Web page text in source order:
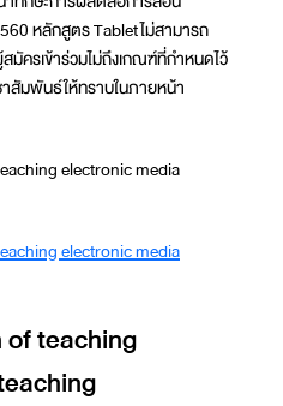
หลักสูตร Tablet ไม่สามารถ
มัครเข้าร่วมไม่ถึงเกณฑ์ที่กำหนดไว้
สัมพันธ์ให้ทราบในภายหน้า
electronic media
electronic media
teaching